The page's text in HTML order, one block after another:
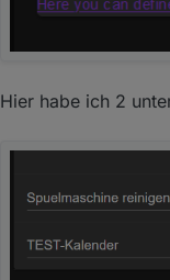
Hier habe ich 2